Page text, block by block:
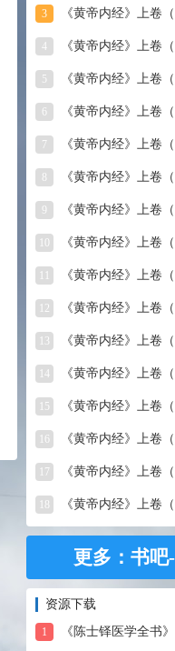
3 《黄帝内经》上卷（22）素
4 《黄帝内经》上卷（21）素
5 《黄帝内经》上卷（20）素
6 《黄帝内经》上卷（19）素
7 《黄帝内经》上卷（18）素
《黄帝内经》上卷（17）素
9 《黄帝内经》上卷（16）素
《黄帝内经》上卷（15）
《黄帝内经》上卷（14）素
12 《黄帝内经》上卷（13）素
13 《黄帝内经》上卷（12）素
14 《黄帝内经》上卷（11）
15 《黄帝内经》上卷（10）
16 《黄帝内经》上卷（09）
17 《黄帝内经》上卷（08）
《黄帝内经》上卷（07）
更多：书吧
资源下载
1 《陈士铎医学全书